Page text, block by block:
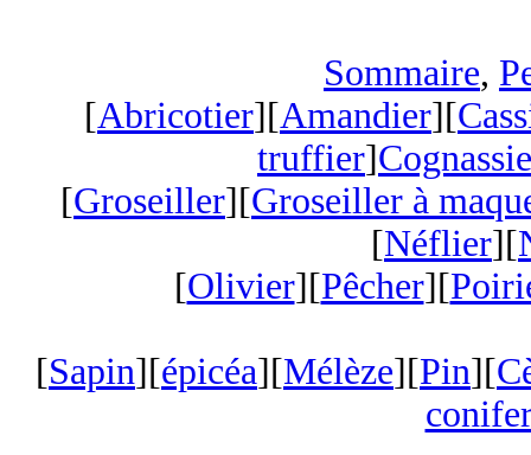
Sommaire,
[Abricotier][Amandier][
truffier]
[Groseiller][Groseiller à
[Néflier][
[Olivier][Pêcher][
[Sapin][épicéa][Mélèze][Pin][